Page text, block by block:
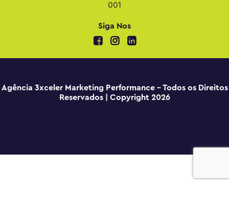
001
Siga Nos
Agência 3xceler Marketing Performance - Todos os Direitos
Reservados | Copyright 2026